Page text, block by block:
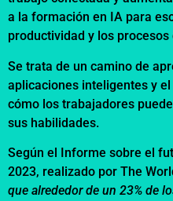
a la formación en IA para
productividad y los
Se trata de un camino de
aplicaciones inteligentes y
cómo los trabajadores
sus habilidades.
Según el Informe sobre el
2023, realizado por The
que alrededor de un 23% de